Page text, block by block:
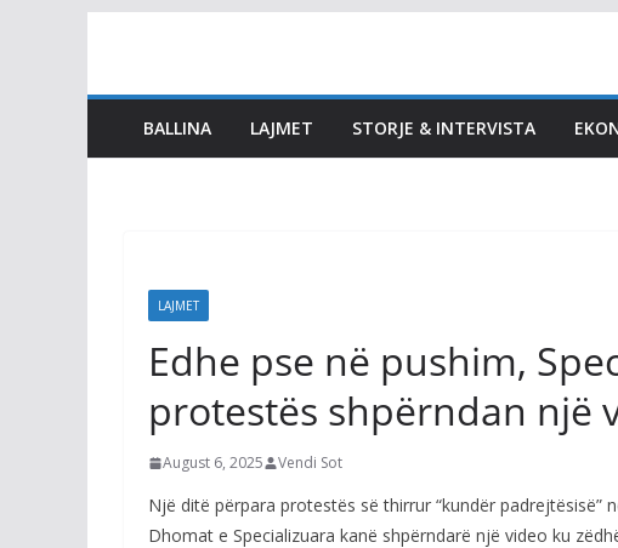
content
BALLINA LAJMET STORJE & INTERVISTA
LAJMET
Edhe pse në pushim,
protestës shpërndan një
August 6, 2025 Vendi Sot
Një ditë përpara protestës së thirrur “kundër padrejtësisë”
Dhomat e Specializuara kanë shpërndarë një video ku